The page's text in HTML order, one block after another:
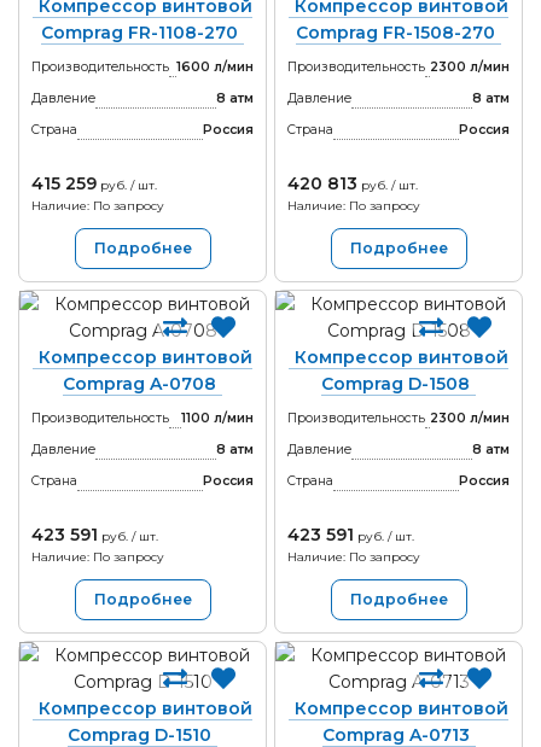
Компрессор винтовой
Comprag FR-1108-270
Производительность 1600 л/мин
Давление
8 атм
Страна
Россия
415 259 руб. / шт.
Наличие: По запросу
Подробнее
Компрессор винтовой
Comprag FR-1508-270
Производительность 2300 л/мин
Давление
8 атм
Страна
Россия
420 813 руб. / шт.
Наличие: По запросу
Подробнее
Компрессор винтовой
Comprag A-0708
Производительность
1100 л/мин
Давление
8 атм
Страна
Россия
423 591 руб. / шт.
Наличие: По запросу
Подробнее
Компрессор винтовой
Comprag D-1508
Производительность 2300 л/мин
Давление
8 атм
Страна
Россия
423 591 руб. / шт.
Наличие: По запросу
Подробнее
Компрессор винтовой
Comprag D-1510
Компрессор винтовой
Comprag A-0713